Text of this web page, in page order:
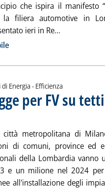
che ispira il manifesto
la filiera automotive in
ieri in Re...
Energia - Efficienza
per FV su
2022 alle 16.48.
città metropolitana di
di comuni, province ed
della Lombardia vanno
e un milione nel 2024
all'installazione degli